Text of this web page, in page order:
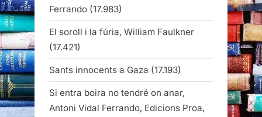
Ferrando (17.983)
El soroll i la fúria, William Faulkner
(17.421)
Sants innocents a Gaza (17.193)
Si entra boira no tendré on anar,
Antoni Vidal Ferrando, Edicions Proa,